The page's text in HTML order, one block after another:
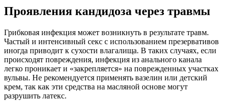
Проявления кандидоза через травмы
Грибковая инфекция может возникнуть в результате травм.
Частый и интенсивный секс с использованием презервативов
иногда приводит к сухости влагалища. В таких случаях, если
происходят повреждения, инфекция из анального канала
легко проникает и «закрепляется» на поврежденных участках
вульвы. Не рекомендуется применять вазелин или детский
крем, так как эти средства на масляной основе могут
разрушить латекс.